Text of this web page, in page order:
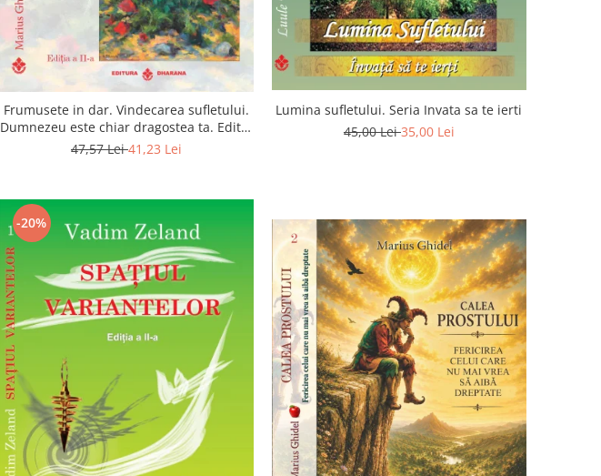
Frumusete in dar. Vindecarea sufletului.
Dumnezeu este chiar dragostea ta. Editia
a 2-a
47,57 Lei41,23 Lei
Lumina sufletului. Seria Invata sa te ierti
45,00 Lei35,00 Lei
-20%